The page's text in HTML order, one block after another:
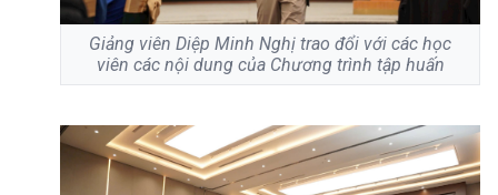
Giảng viên Diệp Minh Nghị trao đổi với các học
viên các nội dung của Chương trình tập huấn